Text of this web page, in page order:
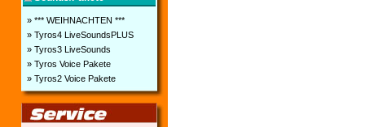
» *** WEIHNACHTEN ***
» Tyros4 LiveSoundsPLUS
» Tyros3 LiveSounds
» Tyros Voice Pakete
» Tyros2 Voice Pakete